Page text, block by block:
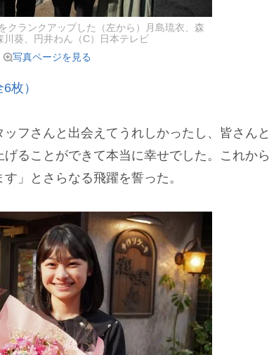
クランクアップした（左から）月島琉衣、森
川葵、円井わん（C）日本テレビ
写真ページを見る
枚）
フさんと出会えてうれしかったし、皆さんと
げることができて本当に幸せでした。これから
」とさらなる飛躍を誓った。